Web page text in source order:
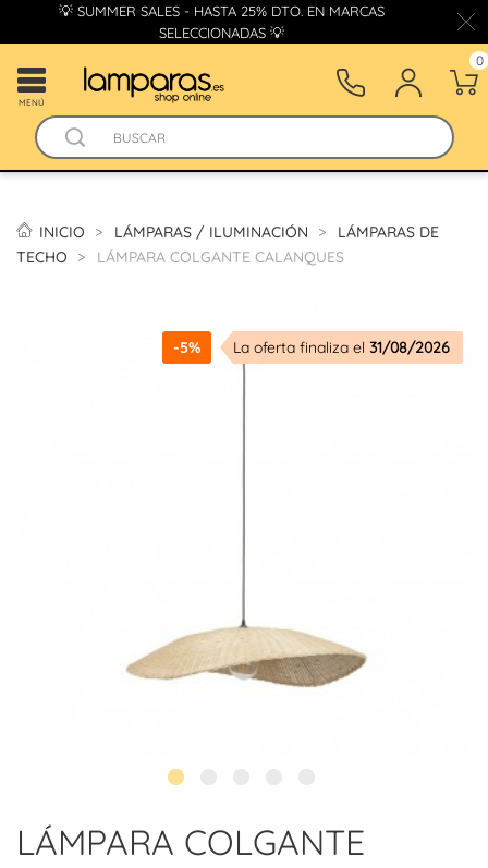
💡 SUMMER SALES - HASTA 25% DTO. EN MARCAS
SELECCIONADAS 💡
MENÚ
0
INICIO LÁMPARAS / ILUMINACIÓN
LÁMPARAS DE
TECHO
LÁMPARA COLGANTE CALANQUES
-5% La oferta finaliza el 31/08/2026
LÁMPARA COLGANTE